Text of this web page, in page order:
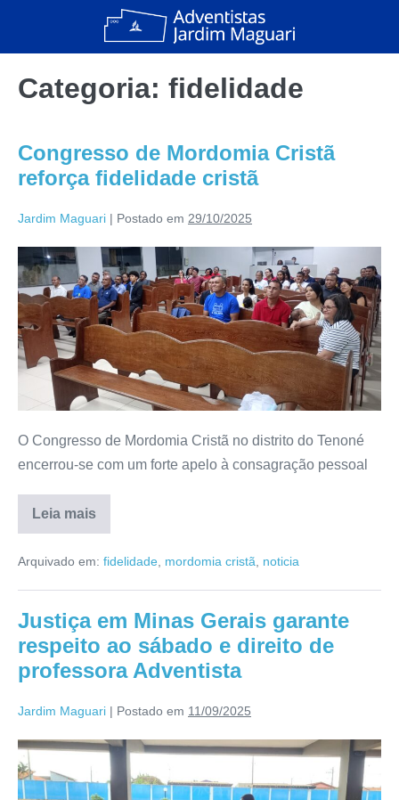
Categoria: fidelidade
Congresso de Mordomia Cristã
reforça fidelidade cristã
Jardim Maguari | Postado em 29/10/2025
O Congresso de Mordomia Cristã no distrito do Tenoné
encerrou-se com um forte apelo à consagração pessoal
Leia mais
Arquivado em: fidelidade mordomia cristã noticia
Justiça em Minas Gerais garante
respeito ao sábado e direito de
professora Adventista
Jardim Maguari | Postado em 11/09/2025